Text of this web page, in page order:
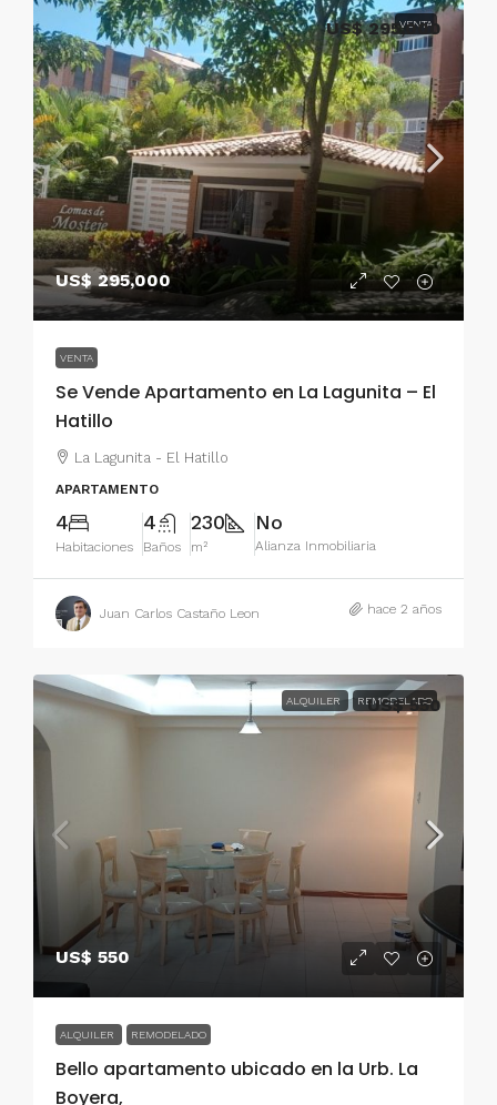
VENTA
US$ 295,000
VENTA
Se Vende Apartamento en La Lagunita – El
Hatillo
US$ 295,000
La Lagunita - El Hatillo
APARTAMENTO
4
Habitaciones
4
Baños
230
m²
No
Alianza Inmobiliaria
Juan Carlos Castaño Leon hace 2 años
ALQUILER REMODELADO
US$ 550
ALQUILER REMODELADO
Bello apartamento ubicado en la Urb. La
Boyera,
US$ 550